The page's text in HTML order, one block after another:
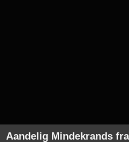
Aandelig Mindekrands